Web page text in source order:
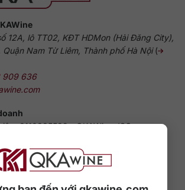
12A, lô TT02, KĐT HDMon (Hải Đăng City),
Nam Từ Liêm, Thành phố Hà Nội(
909 636
0110385539 - QKAWine JSC
04/GP-UBND
rượu ngoại hàng đầu Việt Nam